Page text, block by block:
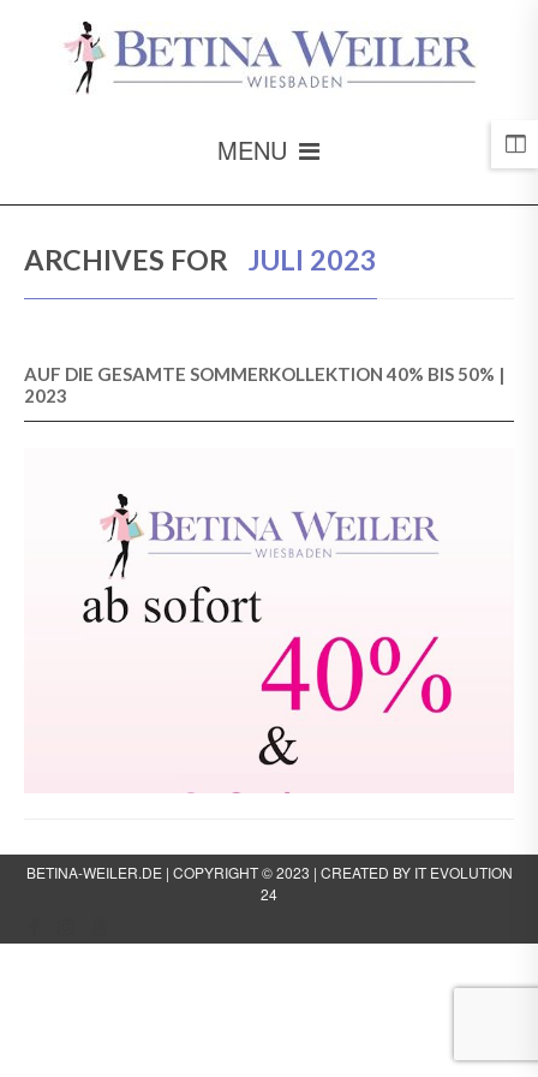
MENU
ARCHIVES FOR JULI 2023
AUF DIE GESAMTE SOMMERKOLLEKTION 40% BIS 50% |
2023
BETINA-WEILER.DE | COPYRIGHT © 2023 | CREATED BY IT EVOLUTION
24